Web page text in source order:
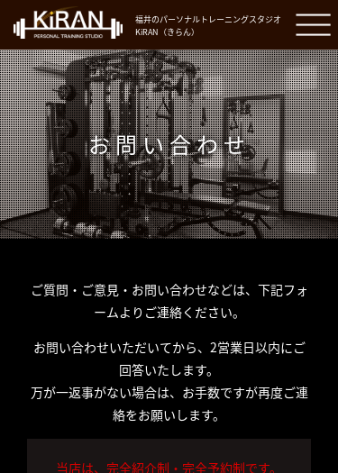
福井のパーソナルトレーニングスタジオ
KiRAN（きらん）
お問い合わせ
ご質問・ご意見・お問い合わせなどは、下記フォ
ームよりご連絡ください。
お問い合わせいただいてから、2営業日以内にご
回答いたします。
万が一返事がない場合は、お手数ですが再度ご連
絡をお願いします。
当店は、完全紹介制・完全予約制です。